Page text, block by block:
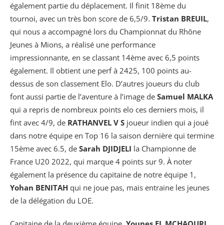
également partie du déplacement. Il finit 18ème du
tournoi, avec un très bon score de 6,5/9. Tristan BREUIL,
qui nous a accompagné lors du Championnat du Rhône
Jeunes à Mions, a réalisé une performance
impressionnante, en se classant 14ème avec 6,5 points
également. Il obtient une perf à 2425, 100 points au-
dessus de son classement Elo. D’autres joueurs du club
font aussi partie de l’aventure à l’image de Samuel MALKA
qui a repris de nombreux points elo ces derniers mois, il
fint avec 4/9, de RATHANVEL V S joueur indien qui a joué
dans notre équipe en Top 16 la saison dernière qui termine
15ème avec 6.5, de Sarah DJIDJELI la Championne de
France U20 2022, qui marque 4 points sur 9. À noter
également la présence du capitaine de notre équipe 1,
Yohan BENITAH qui ne joue pas, mais entraine les jeunes
de la délégation du LOE.